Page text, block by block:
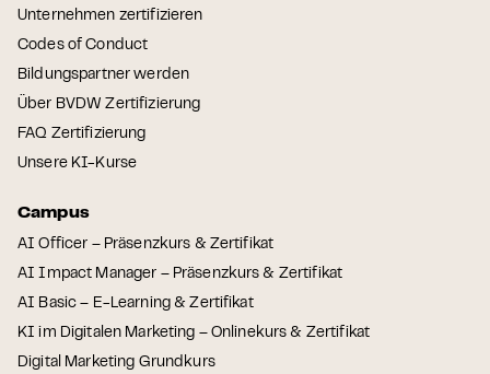
Unternehmen zertifizieren
Codes of Conduct
Bildungspartner werden
Über BVDW Zertifizierung
FAQ Zertifizierung
Unsere KI-Kurse
Campus
AI Officer – Präsenzkurs & Zertifikat
AI Impact Manager – Präsenzkurs & Zertifikat
AI Basic – E-Learning & Zertifikat
KI im Digitalen Marketing – Onlinekurs & Zertifikat
Digital Marketing Grundkurs